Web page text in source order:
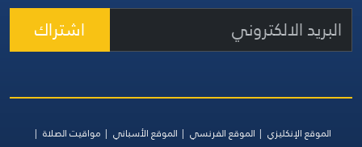
اشتراك
الموقع الإنكليزي الموقع الفرنسي الموقع الأسباني
مواقيت الصلاة